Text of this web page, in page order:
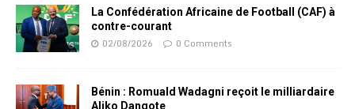
La Confédération Africaine de Football (CAF) à
contre-courant
02/08/2026 0 Comments
Bénin : Romuald Wadagni reçoit le milliardaire
Aliko Dangote